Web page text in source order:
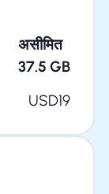
असीमित
37.5 GB
USD19